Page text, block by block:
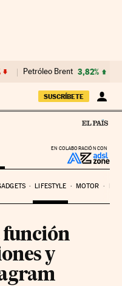
Petróleo Brent 3,82%
SUSCRÍBETE
EN COLABORACIÓN CON
LIFESTYLE MOTOR
función
y